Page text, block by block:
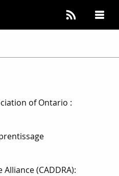
of Ontario :
(CADDRA):